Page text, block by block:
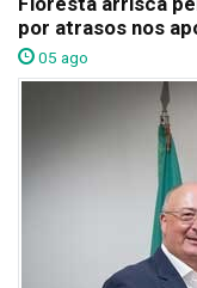
por atrasos nos
05 ago